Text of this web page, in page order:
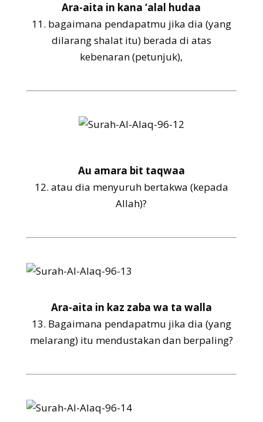
Ara-aita in kana ‘alal hudaa
11. bagaimana pendapatmu jika dia (yang
dilarang shalat itu) berada di atas
kebenaran (petunjuk),
Au amara bit taqwaa
12. atau dia menyuruh bertakwa (kepada
Allah)?
Ara-aita in kaz zaba wa ta walla
13. Bagaimana pendapatmu jika dia (yang
melarang) itu mendustakan dan berpaling?